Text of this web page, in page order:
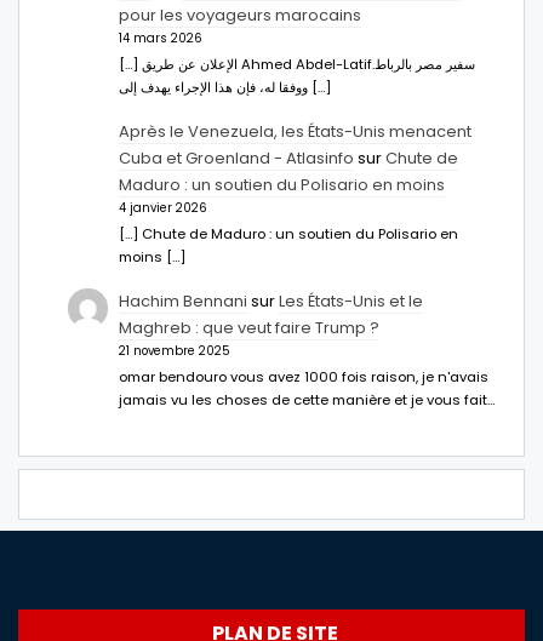
pour les voyageurs marocains
14 mars 2026
[…] الإعلان عن طريق Ahmed Abdel-Latifسفير مصر بالرباط.
ووفقا له، فإن هذا الإجراء يهدف إلى […]
Après le Venezuela, les États-Unis menacent
Cuba et Groenland - Atlasinfo surChute de
Maduro : un soutien du Polisario en moins
4 janvier 2026
[…] Chute de Maduro : un soutien du Polisario en
moins […]
Hachim Bennani surLes États-Unis et le
Maghreb : que veut faire Trump ?
21 novembre 2025
omar bendouro vous avez 1000 fois raison, je n'avais
jamais vu les choses de cette manière et je vous fait…
PLAN DE SITE